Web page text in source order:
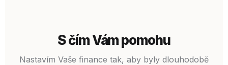
S čím Vám pomohu
Nastavím Vaše finance tak, aby byly dlouhodobě